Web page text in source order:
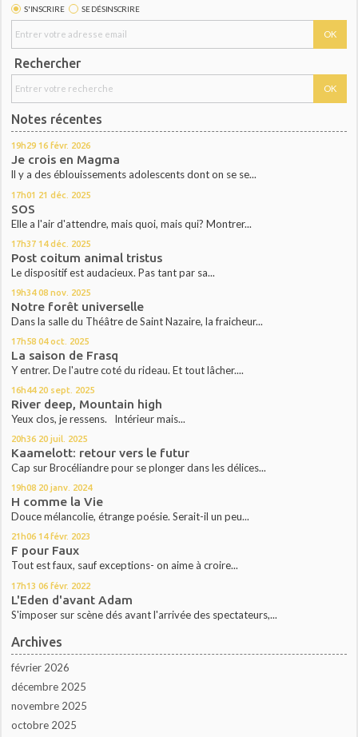
S'INSCRIRE SE DÉSINSCRIRE
Rechercher
Notes récentes
19h29 16 févr. 2026
Je crois en Magma
ll y a des éblouissements adolescents dont on se se...
17h01 21 déc. 2025
SOS
Elle a l'air d'attendre, mais quoi, mais qui? Montrer...
17h37 14 déc. 2025
Post coitum animal tristus
Le dispositif est audacieux. Pas tant par sa...
19h34 08 nov. 2025
Notre forêt universelle
Dans la salle du Théâtre de Saint Nazaire, la fraicheur...
17h58 04 oct. 2025
La saison de Frasq
Y entrer. De l'autre coté du rideau. Et tout lâcher....
16h44 20 sept. 2025
River deep, Mountain high
Yeux clos, je ressens. Intérieur mais...
20h36 20 juil. 2025
Kaamelott: retour vers le futur
Cap sur Brocéliandre pour se plonger dans les délices...
19h08 20 janv. 2024
H comme la Vie
Douce mélancolie, étrange poésie. Serait-il un peu...
21h06 14 févr. 2023
F pour Faux
Tout est faux, sauf exceptions- on aime à croire...
17h13 06 févr. 2022
L'Eden d'avant Adam
S'imposer sur scène dés avant l'arrivée des spectateurs,...
Archives
février 2026
décembre 2025
novembre 2025
octobre 2025